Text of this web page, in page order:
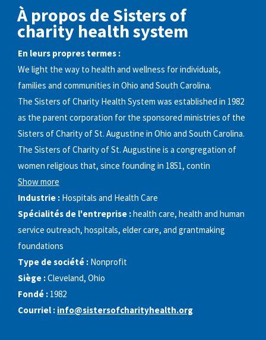
À propos de Sisters of
charity health system
En leurs propres termes :
We light the way to health and wellness for individuals,
families and communities in Ohio and South Carolina.
The Sisters of Charity Health System was established in 1982
as the parent corporation for the sponsored ministries of the
Sisters of Charity of St. Augustine in Ohio and South Carolina.
The Sisters of Charity of St. Augustine is a congregation of
women religious that, since founding in 1851, contin
Show more
Industrie : Hospitals and Health Care
Spécialités de l'entreprise :health care, health and human
service outreach, hospitals, elder care, and grantmaking
foundations
Type de société : Nonprofit
Siège :Cleveland, Ohio
Fondé : 1982
Courriel : info@sistersofcharityhealth.org